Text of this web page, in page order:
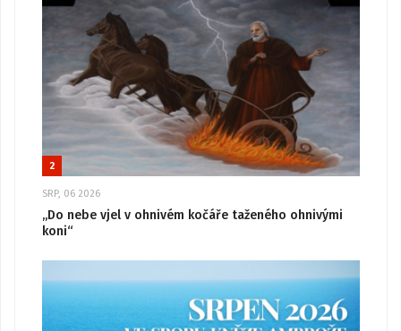
2
SRP, 06 2026
„Do nebe vjel v ohnivém kočáře taženého ohnivými
koni“